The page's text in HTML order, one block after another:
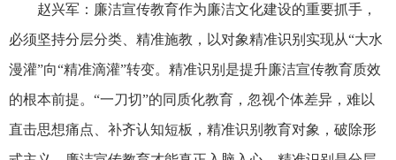
赵兴军：廉洁宣传教育作为廉洁文化建设的重要抓手，
必须坚持分层分类、精准施教，以对象精准识别实现从“大水
漫灌”向“精准滴灌”转变。精准识别是提升廉洁宣传教育质效
的根本前提。“一刀切”的同质化教育，忽视个体差异，难以
直击思想痛点、补齐认知短板，精准识别教育对象，破除形